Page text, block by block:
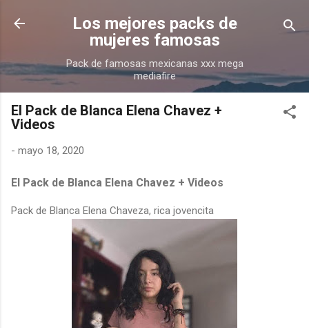
Ir al contenido principal
Los mejores packs de
mujeres famosas
Pack de famosas mexicanas xxx mega
mediafire
El Pack de Blanca Elena Chavez +
Videos
- mayo 18, 2020
El Pack de Blanca Elena Chavez + Videos
Pack de Blanca Elena Chaveza, rica jovencita